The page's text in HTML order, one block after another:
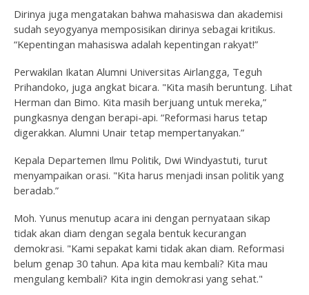
Dirinya juga mengatakan bahwa mahasiswa dan akademisi
sudah seyogyanya memposisikan dirinya sebagai kritikus.
“Kepentingan mahasiswa adalah kepentingan rakyat!”
Perwakilan Ikatan Alumni Universitas Airlangga, Teguh
Prihandoko, juga angkat bicara. "Kita masih beruntung. Lihat
Herman dan Bimo. Kita masih berjuang untuk mereka,”
pungkasnya dengan berapi-api. “Reformasi harus tetap
digerakkan. Alumni Unair tetap mempertanyakan.”
Kepala Departemen Ilmu Politik, Dwi Windyastuti, turut
menyampaikan orasi. "Kita harus menjadi insan politik yang
beradab.”
Moh. Yunus menutup acara ini dengan pernyataan sikap
tidak akan diam dengan segala bentuk kecurangan
demokrasi. "Kami sepakat kami tidak akan diam. Reformasi
belum genap 30 tahun. Apa kita mau kembali? Kita mau
mengulang kembali? Kita ingin demokrasi yang sehat."